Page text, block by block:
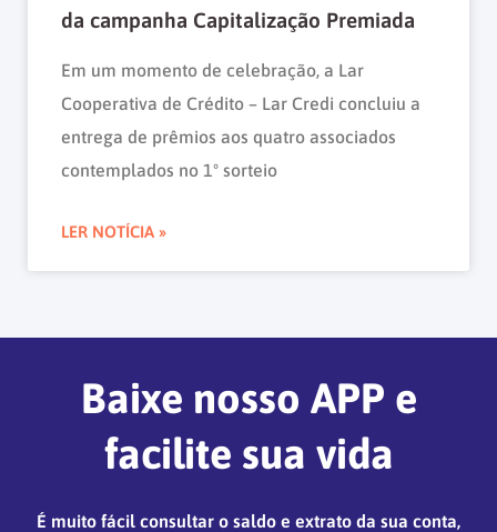
da campanha Capitalização Premiada
Em um momento de celebração, a Lar
Cooperativa de Crédito – Lar Credi concluiu a
entrega de prêmios aos quatro associados
contemplados no 1º sorteio
LER NOTÍCIA »
Baixe nosso APP e
facilite sua vida
É muito fácil consultar o saldo e extrato da sua conta,